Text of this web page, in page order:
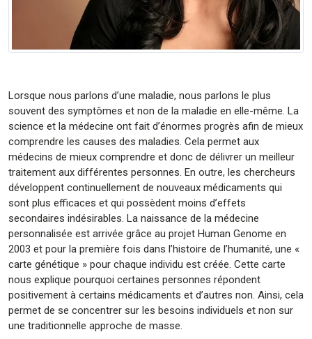
Lorsque nous parlons d’une maladie, nous parlons le plus
souvent des symptômes et non de la maladie en elle-même. La
science et la médecine ont fait d’énormes progrès afin de mieux
comprendre les causes des maladies. Cela permet aux
médecins de mieux comprendre et donc de délivrer un meilleur
traitement aux différentes personnes. En outre, les chercheurs
développent continuellement de nouveaux médicaments qui
sont plus efficaces et qui possèdent moins d’effets
secondaires indésirables. La naissance de la médecine
personnalisée est arrivée grâce au projet Human Genome en
2003 et pour la première fois dans l’histoire de l’humanité, une «
carte génétique » pour chaque individu est créée. Cette carte
nous explique pourquoi certaines personnes répondent
positivement à certains médicaments et d’autres non. Ainsi, cela
permet de se concentrer sur les besoins individuels et non sur
une traditionnelle approche de masse.